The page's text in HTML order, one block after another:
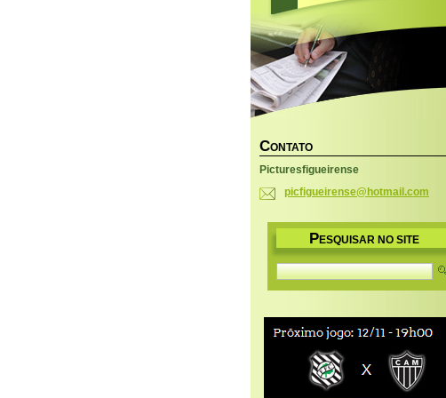
CONTATO
Picturesfigueirense
picfigueirense@hotmail.com
PESQUISAR NO SITE